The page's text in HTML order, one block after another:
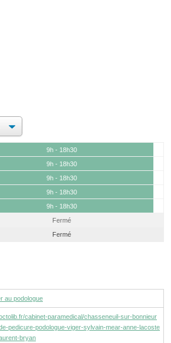
9h - 18h30
9h - 18h30
9h - 18h30
9h - 18h30
9h - 18h30
Fermé
Fermé
au podologue
cabinet-paramedical/chasseneuil-sur-bonnieur
pedicure-podologue-viger-sylvain-mear-anne-lacoste
bryan